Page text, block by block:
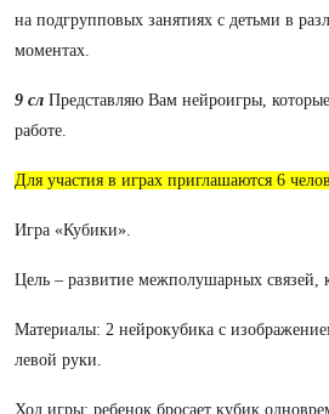
на подгрупповых занятиях с детьми в
моментах.
9 сл Представляю Вам нейроигры,
работе.
Для участия в играх приглашаются 6
Игра «Кубики».
Цель – развитие межполушарных связей,
Материалы: 2 нейрокубика с
левой руки.
Ход игры: ребенок бросает кубик